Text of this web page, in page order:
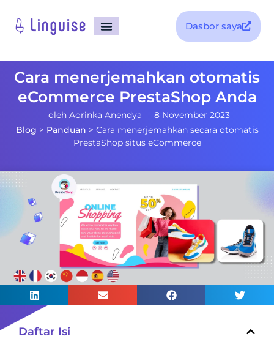
Dasbor saya
Cara menerjemahkan otomatis
eCommerce PrestaShop Anda
oleh Aorinka Anendya
8 November 2023
Blog > Panduan > Cara menerjemahkan secara otomatis
PrestaShop situs eCommerce
Daftar Isi